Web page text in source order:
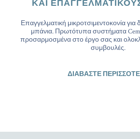
ΚΑΙ
Επαγγελματική μικροτσιμεντοκονία για
μπάνια. Πρωτότυπα συστήματα
προσαρμοσμένα στο έργο σας και
συμβουλές.
ΔΙΑΒΆΣΤΕ